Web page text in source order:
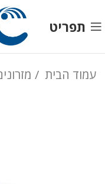
תפריט
עמוד הבית